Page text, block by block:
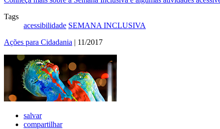
Tags
acessibilidade SEMANA INCLUSIVA
Ações para Cidadania | 11/2017
salvar
compartilhar